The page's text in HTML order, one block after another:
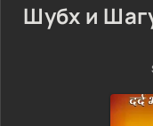
Шубх и